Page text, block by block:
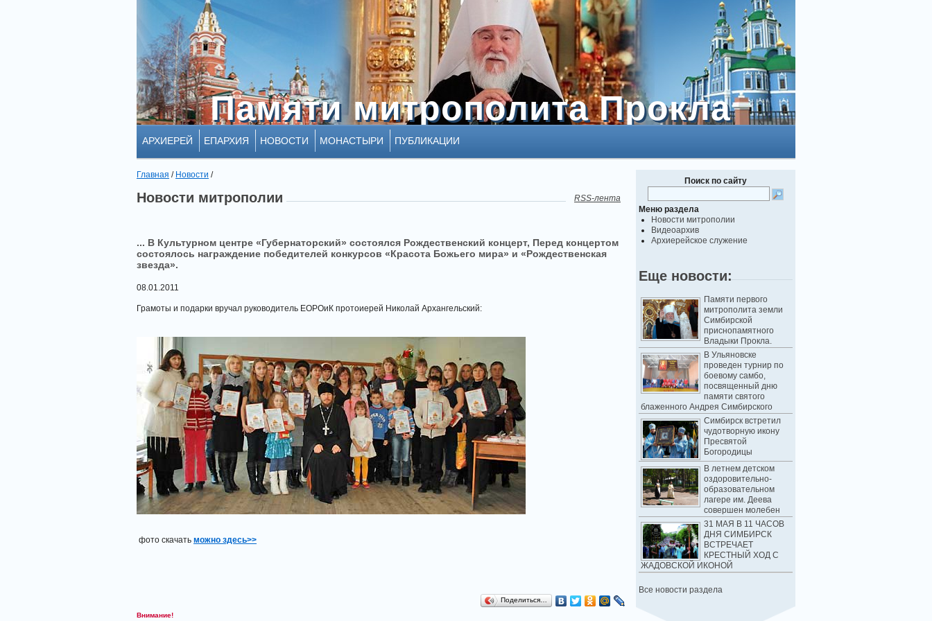
Памяти митрополита Прокла
Памяти митрополита Прокла
АРХИЕРЕЙ ЕПАРХИЯ НОВОСТИ МОНАСТЫРИ ПУБЛИКАЦИИ
Главная / Новости /
Новости митрополии RSS-лента
... В Культурном центре «Губернаторский» состоялся Рождественский концерт, Перед концертом
состоялось награждение победителей конкурсов «Красота Божьего мира» и «Рождественская
звезда».
08.01.2011
Грамоты и подарки вручал руководитель ЕОРОиК протоиерей Николай Архангельский:
фото скачать можно здесь>>
Поделиться…
Внимание!
Поиск по сайту
Меню раздела
Новости митрополии
Видеоархив
Архиерейское служение
Еще новости:
Памяти первого
митрополита земли
Симбирской
приснопамятного
Владыки Прокла.
В Ульяновске
проведен турнир по
боевому самбо,
посвященный дню
памяти святого
блаженного Андрея Симбирского
Симбирск встретил
чудотворную икону
Пресвятой
Богородицы
В летнем детском
оздоровительно-
образовательном
лагере им. Деева
совершен молебен
31 МАЯ В 11 ЧАСОВ
ДНЯ СИМБИРСК
ВСТРЕЧАЕТ
КРЕСТНЫЙ ХОД С
ЖАДОВСКОЙ ИКОНОЙ
Все новости раздела